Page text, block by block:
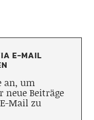
E-MAIL
an, um
neue Beiträge
Mail zu